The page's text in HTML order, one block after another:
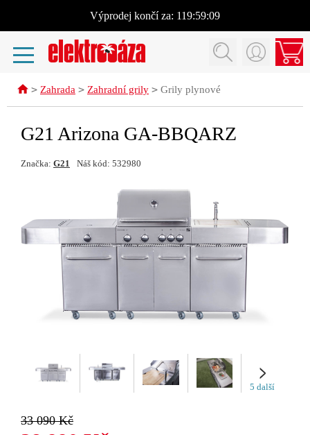
Výprodej končí za: 119:59:09
> Zahrada > Zahradní grily > Grily plynové
G21 Arizona GA-BBQARZ
Značka: G21 Náš kód: 532980
5 další
33 090 Kč